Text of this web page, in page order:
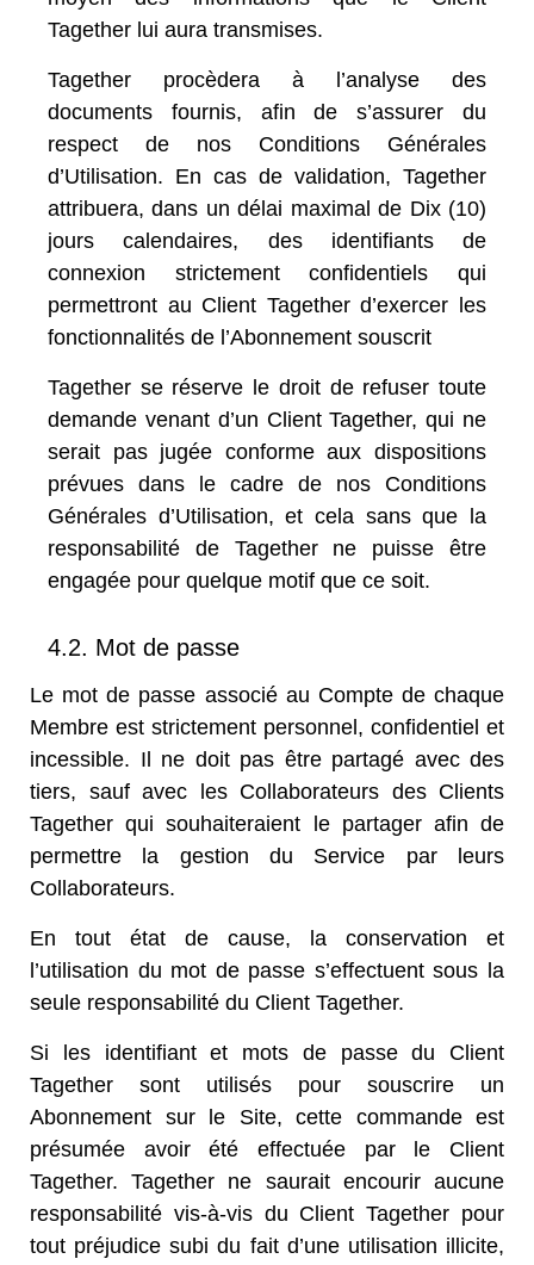
Tagether lui aura transmises.
Tagether procèdera à l’analyse des
documents fournis, afin de s’assurer du
respect de nos Conditions Générales
d’Utilisation. En cas de validation, Tagether
attribuera, dans un délai maximal de Dix (10)
jours calendaires, des identifiants de
connexion strictement confidentiels qui
permettront au Client Tagether d’exercer les
fonctionnalités de l’Abonnement souscrit
Tagether se réserve le droit de refuser toute
demande venant d’un Client Tagether, qui ne
serait pas jugée conforme aux dispositions
prévues dans le cadre de nos Conditions
Générales d’Utilisation, et cela sans que la
responsabilité de Tagether ne puisse être
engagée pour quelque motif que ce soit.
4.2. Mot de passe
Le mot de passe associé au Compte de chaque
Membre est strictement personnel, confidentiel et
incessible. Il ne doit pas être partagé avec des
tiers, sauf avec les Collaborateurs des Clients
Tagether qui souhaiteraient le partager afin de
permettre la gestion du Service par leurs
Collaborateurs.
En tout état de cause, la conservation et
l’utilisation du mot de passe s’effectuent sous la
seule responsabilité du Client Tagether.
Si les identifiant et mots de passe du Client
Tagether sont utilisés pour souscrire un
Abonnement sur le Site, cette commande est
présumée avoir été effectuée par le Client
Tagether. Tagether ne saurait encourir aucune
responsabilité vis-à-vis du Client Tagether pour
tout préjudice subi du fait d’une utilisation illicite,